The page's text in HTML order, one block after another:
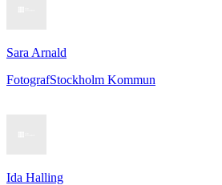
Sara Arnald
FotografStockholm Kommun
Ida Halling